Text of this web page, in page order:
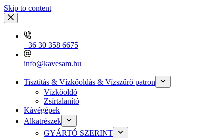
Skip to content
+36 30 358 6675
info@kavesam.hu
Tisztítás & Vízkőoldás & Vízszűrő patron
Vízkőoldó
Zsírtalanító
Kávégépek
Alkatrészek
GYÁRTÓ SZERINT